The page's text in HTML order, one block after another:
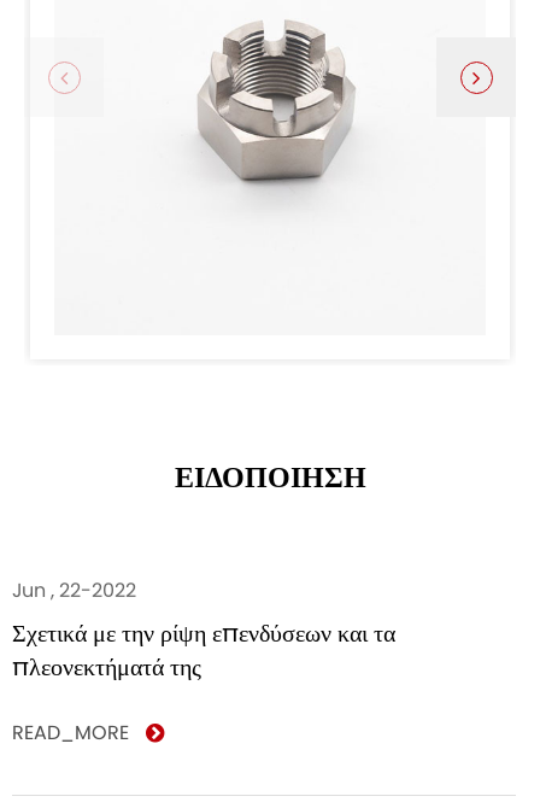
ΕΙΔΟΠΟΙΗΣΗ
Jun , 22-2022
Σχετικά με την ρίψη επενδύσεων και τα
πλεονεκτήματά της
READ_MORE